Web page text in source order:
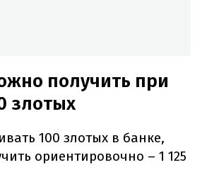
получить при
злотых
100 злотых в банке,
ориентировочно – 1 125